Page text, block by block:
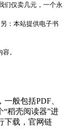
们仅卖几元，一个永
：本站提供电子书
。
般包括PDF、
“稻壳阅读器”进
下载，官网链